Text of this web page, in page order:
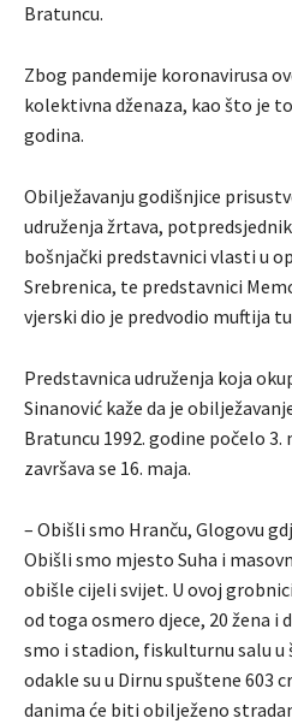
Bratuncu.
Zbog pandemije koronavirusa
kolektivna dženaza, kao što je
godina.
Obilježavanju godišnjice
udruženja žrtava,
bošnjački predstavnici vlasti u
Srebrenica, te predstavnici
vjerski dio je predvodio muftija
Predstavnica udruženja koja
Sinanović kaže da je
Bratuncu 1992. godine počelo 3.
završava se 16. maja.
– Obišli smo Hranču, Glogovu
Obišli smo mjesto Suha i
obišle cijeli svijet. U ovoj
od toga osmero djece, 20 žena i
smo i stadion, fiskulturnu salu
odakle su u Dirnu spuštene 603
danima će biti obilježeno